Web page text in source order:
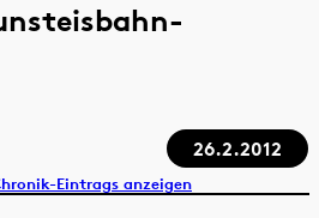
26.2.2012
Eintrags anzeigen